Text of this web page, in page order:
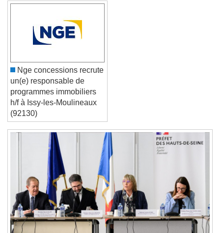
Font Family
Close Modal Dialog
End of dialog window.
Nge concessions recrute
un(e) responsable de
programmes immobiliers
h/f à Issy-les-Moulineaux
(92130)